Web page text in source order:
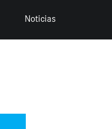
Noticias